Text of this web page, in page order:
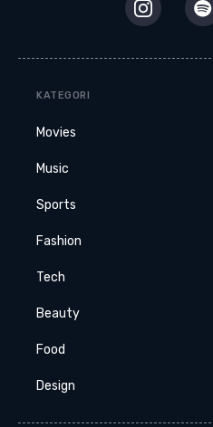
KATEGORI
Movies
Music
Sports
Fashion
Tech
Beauty
Food
Design